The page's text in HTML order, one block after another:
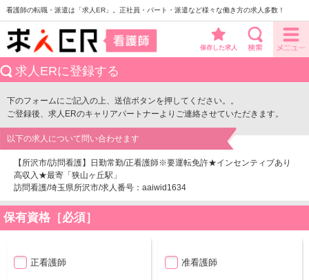
看護師の転職・派遣は「求人ER」。正社員・パート・派遣など様々な働き方の求人多数！
保存した求人
求人ERに登録する
下のフォームにご記入の上、送信ボタンを押してください。。
ご登録後、求人ERのキャリアパートナーよりご連絡させていただきます。
以下の求人について問い合わせます
【所沢市/訪問看護】日勤常勤/正看護師※要運転免許★インセンティブあり
高収入★最寄「狭山ヶ丘駅」
訪問看護/埼玉県所沢市/求人番号：aaiwid1634
保有資格［必須］
正看護師 准看護師